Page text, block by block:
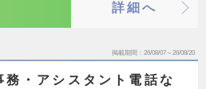
詳細へ
掲載期間 26/08/07～26/08/20
務・アシスタント電話な